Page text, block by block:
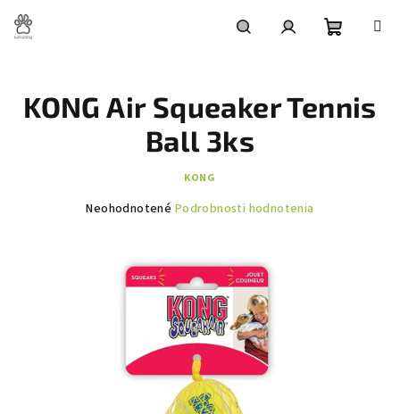
obsah
košík
KONG Air Squeaker Tennis
Ball 3ks
KONG
Priemerné
Neohodnotené Podrobnosti hodnotenia